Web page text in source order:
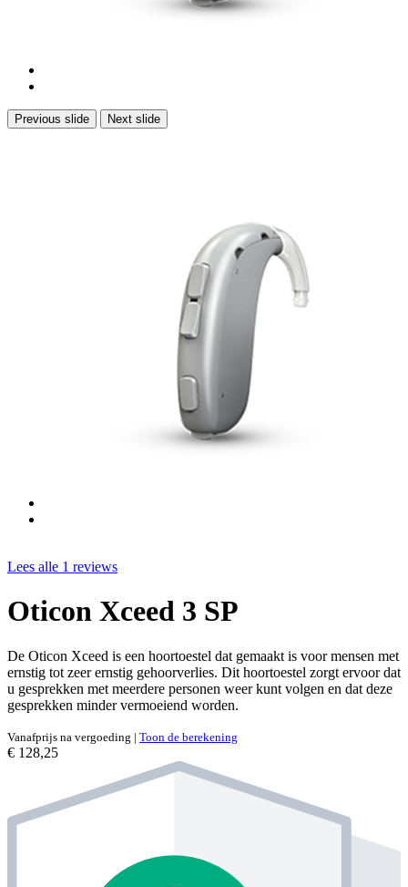
Previous slide Next slide
Lees alle 1 reviews
Oticon Xceed 3 SP
De Oticon Xceed is een hoortoestel dat gemaakt is voor mensen met
ernstig tot zeer ernstig gehoorverlies. Dit hoortoestel zorgt ervoor dat
u gesprekken met meerdere personen weer kunt volgen en dat deze
gesprekken minder vermoeiend worden.
Vanafprijs na vergoeding | Toon de berekening
€ 128,25